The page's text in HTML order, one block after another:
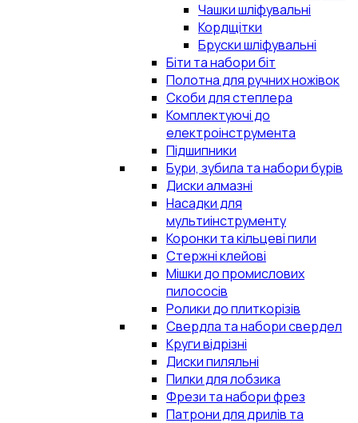
Чашки шліфувальні
Кордщітки
Бруски шліфувальні
Біти та набори біт
Полотна для ручних ножівок
Скоби для степлера
Комплектуючі до
електроінструмента
Підшипники
Бури, зубила та набори бурів
Диски алмазні
Насадки для
мультиінструменту
Коронки та кільцеві пили
Стержні клейові
Мішки до промислових
пилососів
Ролики до плиткорізів
Свердла та набори свердел
Круги відрізні
Диски пиляльні
Пилки для лобзика
Фрези та набори фрез
Патрони для дрилів та